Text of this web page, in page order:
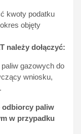
kwoty podatku
objęty
należy dołączyć:
gazowych do
wniosku,
odbiorcy paliw
w przypadku